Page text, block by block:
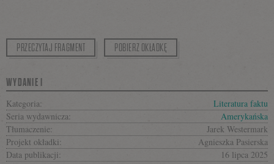
PRZECZYTAJ FRAGMENT POBIERZ OKŁADKĘ
WYDANIE I
Kategoria:
Literatura faktu
Seria wydawnicza:
Amerykańska
Tłumaczenie:
Jarek Westermark
Projekt okładki:
Agnieszka Pasierska
Data publikacji:
16 lipca 2025